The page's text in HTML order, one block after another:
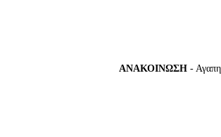
ΑΝΑΚΟΙΝΩΣΗ- Αγαπητοί